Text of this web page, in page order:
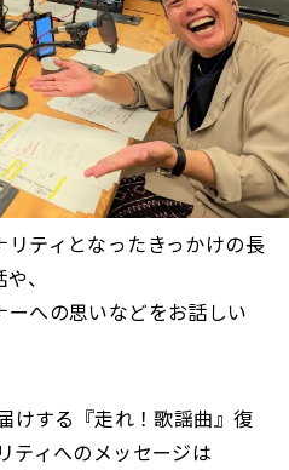
ティとなったきっかけの長
、
ーへの思いなどをお話しい
けする『走れ！歌謡曲』復
ティへのメッセージは